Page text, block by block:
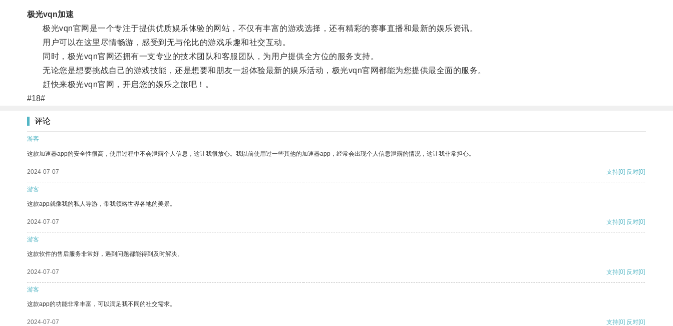
极光vqn加速
极光vqn官网是一个专注于提供优质娱乐体验的网站，不仅有丰富的游戏选择，还有精彩的赛事直播和最新的娱乐资讯。
用户可以在这里尽情畅游，感受到无与伦比的游戏乐趣和社交互动。
同时，极光vqn官网还拥有一支专业的技术团队和客服团队，为用户提供全方位的服务支持。
无论您是想要挑战自己的游戏技能，还是想要和朋友一起体验最新的娱乐活动，极光vqn官网都能为您提供最全面的服务。
赶快来极光vqn官网，开启您的娱乐之旅吧！。
#18#
评论
游客
这款加速器app的安全性很高，使用过程中不会泄露个人信息，这让我很放心。我以前使用过一些其他的加速器app，经常会出现个人信息泄露的情况，这让我非常担心。
2024-07-07 支持[0] 反对[0]
游客
这款app就像我的私人导游，带我领略世界各地的美景。
2024-07-07 支持[0] 反对[0]
游客
这款软件的售后服务非常好，遇到问题都能得到及时解决。
2024-07-07 支持[0] 反对[0]
游客
这款app的功能非常丰富，可以满足我不同的社交需求。
2024-07-07 支持[0] 反对[0]